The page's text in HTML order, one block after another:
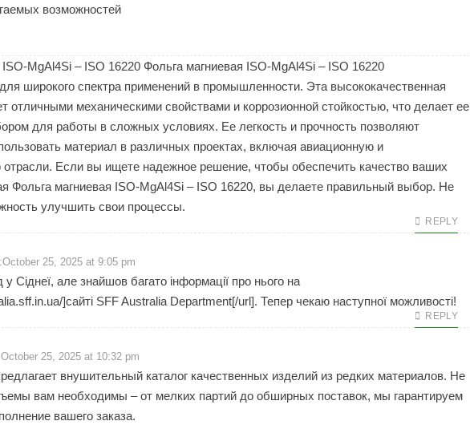
возможностей
MgAl4Si – ISO 16220 Фольга магниевая ISO-MgAl4Si – ISO 16220
широкого спектра применений в промышленности. Эта высококачественная
отличными механическими свойствами и коррозионной стойкостью, что делает ее
для работы в сложных условиях. Ее легкость и прочность позволяют
материал в различных проектах, включая авиационную и
Если вы ищете надежное решение, чтобы обеспечить качество ваших
Фольга магниевая ISO-MgAl4Si – ISO 16220, вы делаете правильный выбор. Не
улучшить свои процессы.
REPLY
October 25, 2025 at 9:05 pm
у Сіднеї, але знайшов багато інформації про нього на
]сайті SFF Australia Department[/url]. Тепер чекаю наступної можливості!
REPLY
October 25, 2025 at 10:32 pm
внушительный каталог качественных изделий из редких материалов. Не
вам необходимы – от мелких партий до обширных поставок, мы гарантируем
вашего заказа.